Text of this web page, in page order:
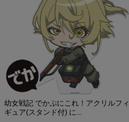
幼女戦記 でかぷにこれ！アクリルフィ
ギュア(スタンド付) に...